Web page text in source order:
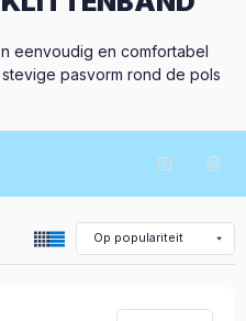
eenvoudig en comfortabel
pasvorm rond de pols